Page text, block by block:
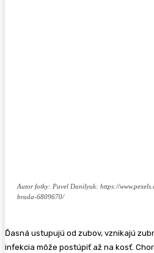
Autor fotky: Pavel Danilyuk: https://
brada-6809670/
Ďasná ustupujú od zubov, vznikajú
infekcia môže postúpiť až na kosť.